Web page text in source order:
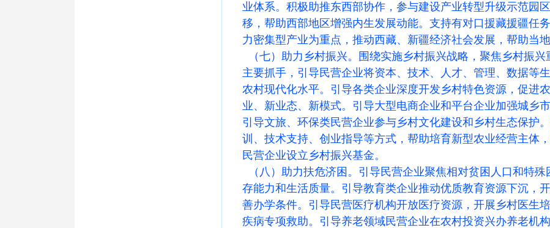
业体系。积极助推东西部协作，参与建设产业转型升级示范园
移，帮助西部地区增强内生发展动能。支持有对口援藏援疆任
力密集型产业为重点，推动西藏、新疆经济社会发展，帮助当
（七）助力乡村振兴。围绕实施乡村振兴战略，聚焦乡村振兴
主要抓手，引导民营企业将资本、技术、人才、管理、数据等
农村现代化水平。引导各类企业深度开发乡村特色资源，促进
业、新业态、新模式。引导大型电商企业和平台企业加强城乡
引导文旅、环保类民营企业参与乡村文化建设和乡村生态保护
训、技术支持、创业指导等方式，帮助培育新型农业经营主体
民营企业设立乡村振兴基金。
（八）助力扶危济困。引导民营企业聚焦相对贫困人口和特
存能力和生活质量。引导教育类企业推动优质教育资源下沉，
善办学条件。引导民营医疗机构开放医疗资源，开展乡村医生
疾病专项救助。引导养老领域民营企业在农村投资兴办养老机